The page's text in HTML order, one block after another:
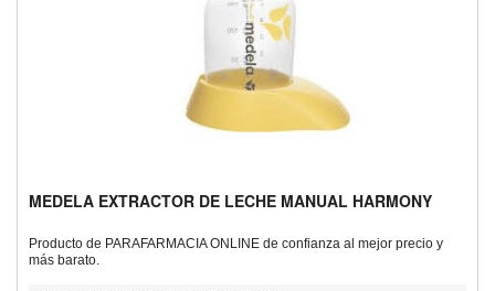
MEDELA EXTRACTOR DE LECHE MANUAL HARMONY
Producto de PARAFARMACIA ONLINE de confianza al mejor precio y
más barato.